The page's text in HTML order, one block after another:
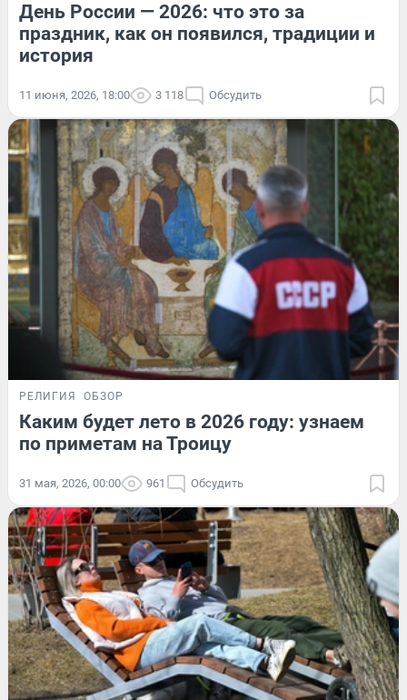
День России — 2026: что это за
праздник, как он появился, традиции и
история
11 июня, 2026, 18:00 3 118 Обсудить
РЕЛИГИЯ ОБЗОР
Каким будет лето в 2026 году: узнаем
по приметам на Троицу
31 мая, 2026, 00:00 961 Обсудить